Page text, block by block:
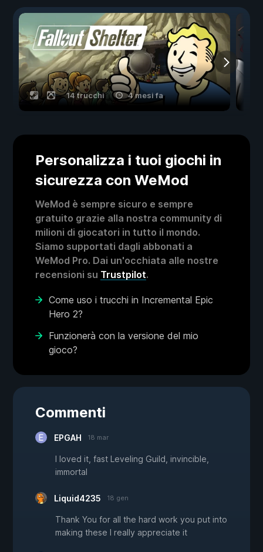
14 trucchi 4 mesi fa
Personalizza i tuoi giochi in
sicurezza con WeMod
WeMod è sempre sicuro e sempre
gratuito grazie alla nostra community di
milioni di giocatori in tutto il mondo.
Siamo supportati dagli abbonati a
WeMod Pro. Dai un'occhiata alle nostre
recensioni su Trustpilot.
Come uso i trucchi in Incremental Epic
Hero 2?
Funzionerà con la versione del mio
gioco?
Commenti
EPGAH 18 mar
I loved it, fast Leveling Guild, invincible,
immortal
Liquid4235 18 gen
Thank You for all the hard work you put into
making these I really appreciate it